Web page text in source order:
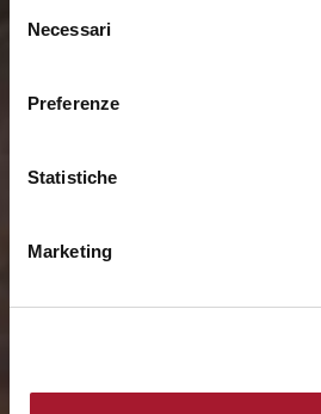
delNecessari
Preferenze
Statistiche
Marketing